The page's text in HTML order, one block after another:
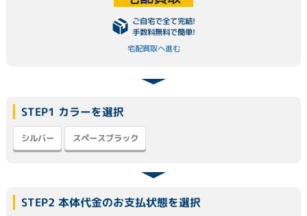
ご自宅で全て完結!
手数料無料で簡単!
宅配買取へ進む
STEP1 カラーを選択
シルバー スペースブラック
STEP2 本体代金のお支払状態を選択